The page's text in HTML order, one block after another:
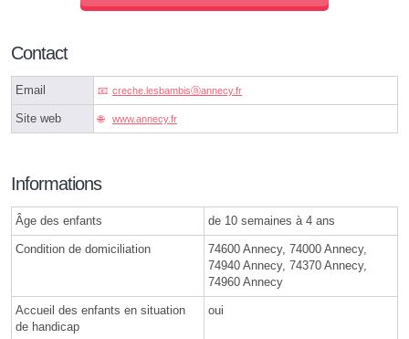
Contact
Email creche.lesbambisⓐannecy.fr
Site web www.annecy.fr
Informations
Âge des enfants de 10 semaines à 4 ans
Condition de domiciliation
74600 Annecy, 74000 Annecy,
74940 Annecy, 74370 Annecy,
74960 Annecy
Accueil des enfants en situation
de handicap
oui